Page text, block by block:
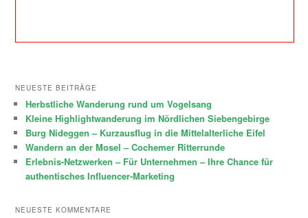
NEUESTE BEITRÄGE
Herbstliche Wanderung rund um Vogelsang
Kleine Highlightwanderung im Nördlichen Siebengebirge
Burg Nideggen – Kurzausflug in die Mittelalterliche Eifel
Wandern an der Mosel – Cochemer Ritterrunde
Erlebnis-Netzwerken – Für Unternehmen – Ihre Chance für
authentisches Influencer-Marketing
NEUESTE KOMMENTARE